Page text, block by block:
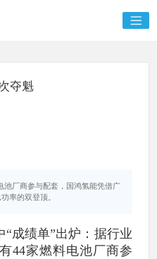
夺魁
池厂商参与配套，国鸿氢能凭借广
率的双登顶。
成绩单”出炉：据行业
44家燃料电池厂商参